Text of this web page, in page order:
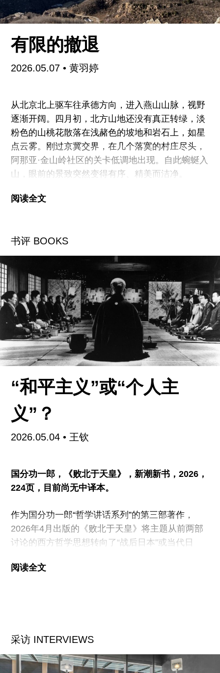
共和国谋生。我们也跟随他来到德国。
有限的撤退
2026.05.07•黄羽婷
从北京北上驱车往承德方向，进入燕山山脉，视野
逐渐开阔。四月初，北方山地还没有真正转绿，淡
粉色的山桃花散落在浅赭色的坡地和岩石上，如星
点云雾。刚过京冀交界，在几个落寞的村庄尽头，
阿那亚·金山岭社区的关卡低调地出现。自此蜿蜒入
山，眼前的景致突然变得有序、精美而洁净。
还不到消夏的季节，社区很多店铺依然在冬休，中
像我这样久居城市且首次造访的人来说，这种视觉
经验带有一种直接的吸引力。
作为阿那亚由海入山的延展项目，金山岭继承了这
个地产品牌的核心理念：以住宅、商业与艺术文化
共同组织一种具有审美秩序的社区生活。我将要参
观的艺术驻留项目也嵌在这一系统中：从2023年开
始，通过全球招募与邀请的艺术家进入此地的山
谷、短期居住并展开创作。
步出建筑群——这大概也是来此旅行和度假人士的
常见观光路线——就能依次见到散落在各处的本季
度驻留艺术家作品。步道边缘首先撞见的是法国艺
术家皮埃尔-亚历山大·萨弗里亚库蒂（Pierre-
Alexandre Savriacouty）的装置《S-4A》。他在带
延续之前对物质形态的探索。其他作品则嵌入了社
区的“精神建筑”——上院和山谷音乐厅中。第一次
里夫特（Ananda
阅读全文
书评 BOOKS
“和平主义”或“个人主
义”？
2026.05.04• 王钦
国分功一郎，《败北于天皇》，新潮新书，2026，
224页，目前尚无中译本。
作为国分功一郎“哲学讲话系列”的第三部著作，
2026年4月出版的《败北于天皇》将主题从前两部
讨论的西方哲学思想转向了“战后日本”或当代日
重要人物。不过，在学科领域的跨越背后，国分在
甚至可以说，这个在国分过往的著作中借助许多现
代西方思想家得到讨论的议题，终于在这本书中通
过对“战后日本”的反思获得了前所未有的急迫性和
阅读全文
采访 INTERVIEWS